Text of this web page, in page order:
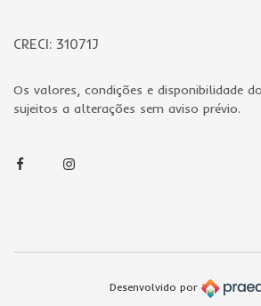
CRECI: 31071J
Os valores, condições e disponibilidade
sujeitos a alterações sem aviso prévio.
FacebookInstagram
Desenvolvido por